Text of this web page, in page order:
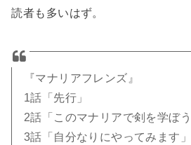
読者も多いはず。
『マナリアフレンズ』
1話「先行」
2話「このマナリアで剣を学ぼう
3話「自分なりにやってみます」